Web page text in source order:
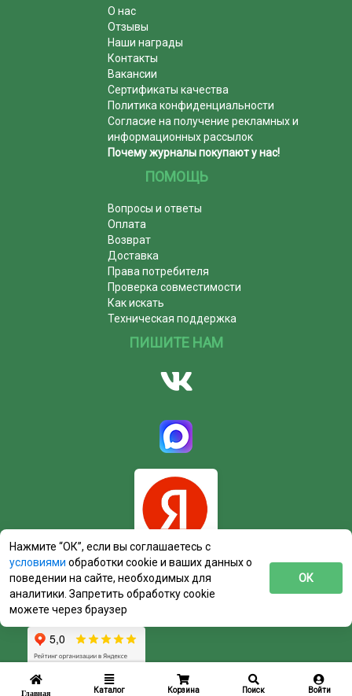
Главная Каталог Корзина Поиск Войти
О нас
Отзывы
Наши награды
Контакты
Вакансии
Сертификаты качества
Политика конфиденциальности
Согласие на получение рекламных и
информационных рассылок
Почему журналы покупают у нас!
ПОМОЩЬ
Вопросы и ответы
Оплата
Возврат
Доставка
Права потребителя
Проверка совместимости
Как искать
Техническая поддержка
ПИШИТЕ НАМ
Нажмите “ОК”, если вы соглашаетесь с
условиями обработки cookie и ваших данных о
поведении на сайте, необходимых для
аналитики. Запретить обработку cookie
можете через браузер
ОК